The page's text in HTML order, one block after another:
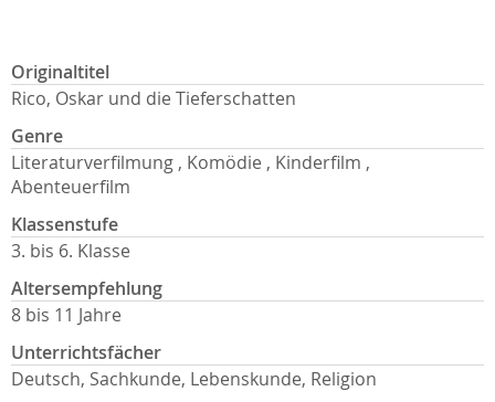
Originaltitel
Rico, Oskar und die Tieferschatten
Genre
Literaturverfilmung , Komödie , Kinderfilm ,
Abenteuerfilm
Klassenstufe
3. bis 6. Klasse
Altersempfehlung
8 bis 11 Jahre
Unterrichtsfächer
Deutsch, Sachkunde, Lebenskunde, Religion